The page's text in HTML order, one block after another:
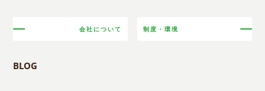
会社について 制度・環境
BLOG